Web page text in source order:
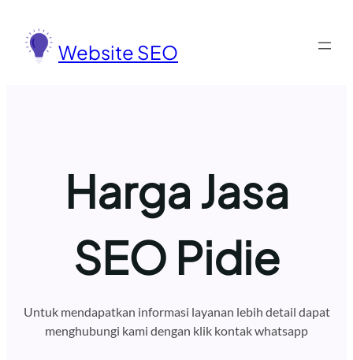
konten
Website SEO
Harga Jasa
SEO Pidie
Untuk mendapatkan informasi layanan lebih detail dapat
menghubungi kami dengan klik kontak whatsapp